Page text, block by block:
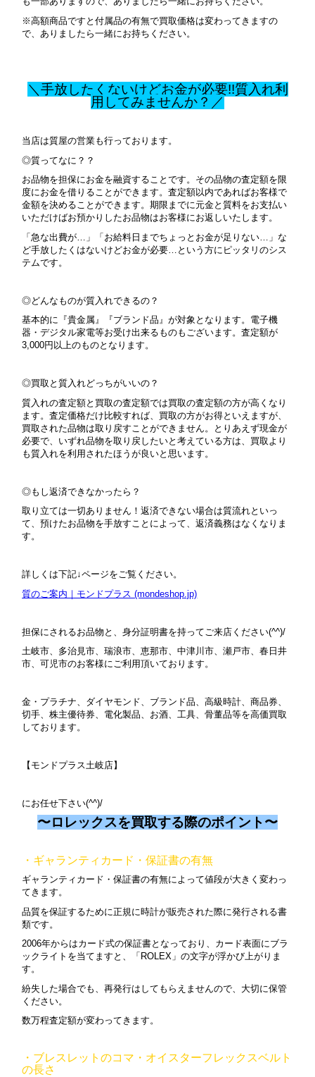
※高額商品ですと付属品の有無で買取価格は変わってきますの
で、ありましたら一緒にお持ちください。
＼手放したくないけどお金が必要!!質入れ利
用してみませんか？／
当店は質屋の営業も行っております。
◎質ってなに？？
お品物を担保にお金を融資することです。その品物の査定額を限
度にお金を借りることができます。査定額以内であればお客様で
金額を決めることができます。期限までに元金と質料をお支払い
いただけばお預かりしたお品物はお客様にお返しいたします。
「急な出費が…」「お給料日までちょっとお金が足りない…」な
ど手放したくはないけどお金が必要…という方にピッタリのシス
テムです。
◎どんなものが質入れできるの？
基本的に『貴金属』『ブランド品』が対象となります。 電子機
器・デジタル家電等お受け出来るものもございます。査定額が
3,000円以上のものとなります。
◎買取と質入れどっちがいいの？
質入れの査定額と買取の査定額では買取の査定額の方が高くなり
ます。査定価格だけ比較すれば、買取の方がお得といえますが、
買取された品物は取り戻すことができません。とりあえず現金が
必要で、いずれ品物を取り戻したいと考えている方は、買取より
も質入れを利用されたほうが良いと思います。
◎もし返済できなかったら？
取り立ては一切ありません！返済できない場合は質流れといっ
て、預けたお品物を手放すことによって、返済義務はなくなりま
す。
詳しくは下記↓ページをご覧ください。
質のご案内｜モンドプラス (mondeshop.jp)
担保にされるお品物と、身分証明書を持ってご来店ください(^^)/
土岐市、多治見市、瑞浪市、恵那市、中津川市、瀬戸市、春日井
市、可児市のお客様にご利用頂いております。
金・プラチナ、ダイヤモンド、ブランド品、高級時計、商品券、
切手、株主優待券、電化製品、お酒、工具、骨董品等を高価買取
しております。
【モンドプラス土岐店】
にお任せ下さい(^^)/
〜ロレックスを買取する際のポイント〜
・ギャランティカード・保証書の有無
ギャランティカード・保証書の有無によって値段が大きく変わっ
てきます。
品質を保証するために正規に時計が販売された際に発行される書
類です。
2006年からはカード式の保証書となっており、カード表面にブラ
ックライトを当てますと、「ROLEX」の文字が浮かび上がりま
す。
紛失した場合でも、再発行はしてもらえませんので、大切に保管
ください。
数万程査定額が変わってきます。
・ブレスレットのコマ・オイスターフレックスベルト
の長さ